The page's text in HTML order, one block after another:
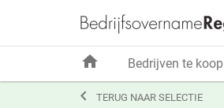
 TERUG NAAR SELECTIE
home Bedrijven te